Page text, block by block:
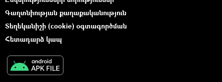
Գաղտնիության քաղաքականություն
Տեղեկանիշի (cookie) օգտագործման
Հետադարձ կապ